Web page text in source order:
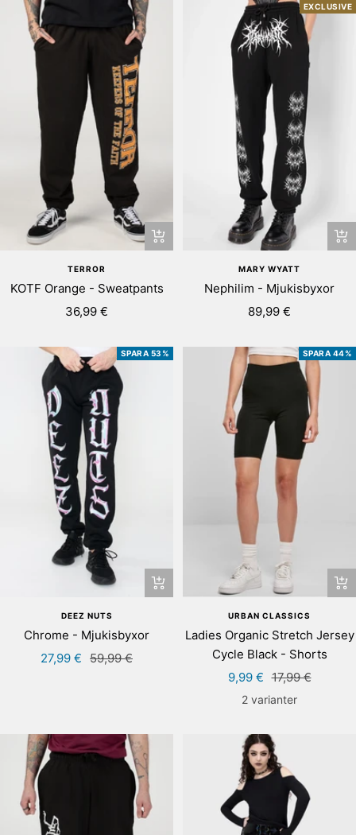
Snabbtitta
TERROR
KOTF Orange - Sweatpants
Rea-
36,99 €
EXCLUSIVE
MARY WYATT
Nephilim - Mjukisbyxor
Rea-
89,99 €
SPARA 53%
Snabbtitta
DEEZ NUTS
Chrome - Mjukisbyxor
Rea-
27,99 € Pris
59,99 €
SPARA 44%
URBAN CLASSICS
Ladies Organic Stretch Jersey
Cycle Black - Shorts
Rea-
pris
9,99 € Pris
17,99 €
2 varianter